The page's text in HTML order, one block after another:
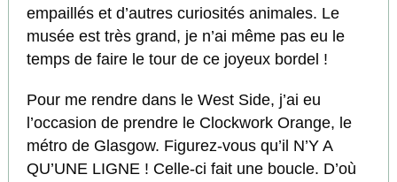
empaillés et d’autres curiosités animales. Le
musée est très grand, je n’ai même pas eu le
temps de faire le tour de ce joyeux bordel !
Pour me rendre dans le West Side, j’ai eu
l’occasion de prendre le Clockwork Orange, le
métro de Glasgow. Figurez-vous qu’il N’Y A
QU’UNE LIGNE ! Celle-ci fait une boucle. D’où